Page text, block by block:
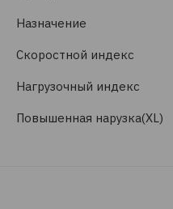
Назначение
Скоростной индекс
Нагрузочный индекс
Повышенная нарузка(XL)